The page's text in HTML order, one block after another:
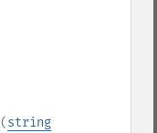
(string